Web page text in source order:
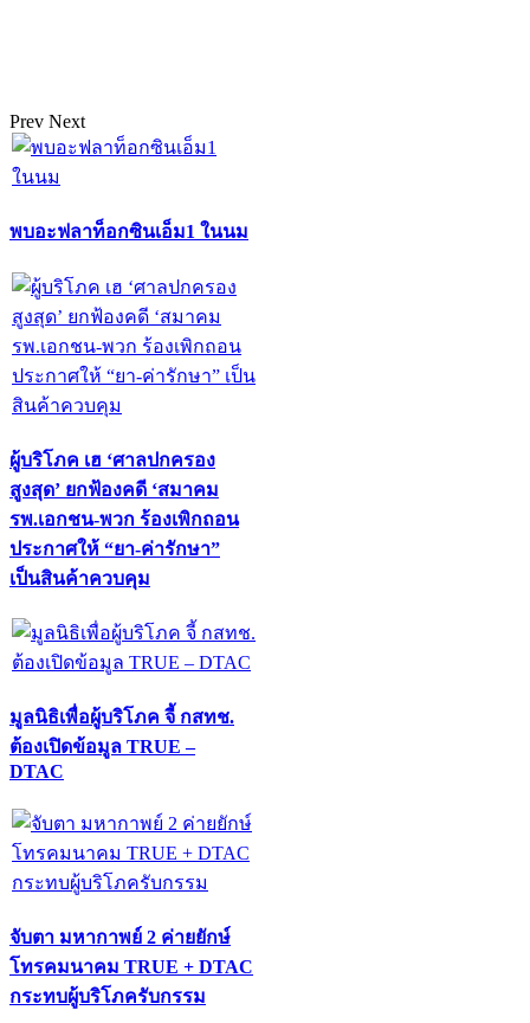
Prev Next
พบอะฟลาท็อกซินเอ็ม1 ในนม
ผู้บริโภค เฮ ‘ศาลปกครอง
สูงสุด’ ยกฟ้องคดี ‘สมาคม
รพ.เอกชน-พวก ร้องเพิกถอน
ประกาศให้ “ยา-ค่ารักษา”
เป็นสินค้าควบคุม
มูลนิธิเพื่อผู้บริโภค จี้ กสทช.
ต้องเปิดข้อมูล TRUE –
DTAC
จับตา มหากาพย์ 2 ค่ายยักษ์
โทรคมนาคม TRUE + DTAC
กระทบผู้บริโภครับกรรม